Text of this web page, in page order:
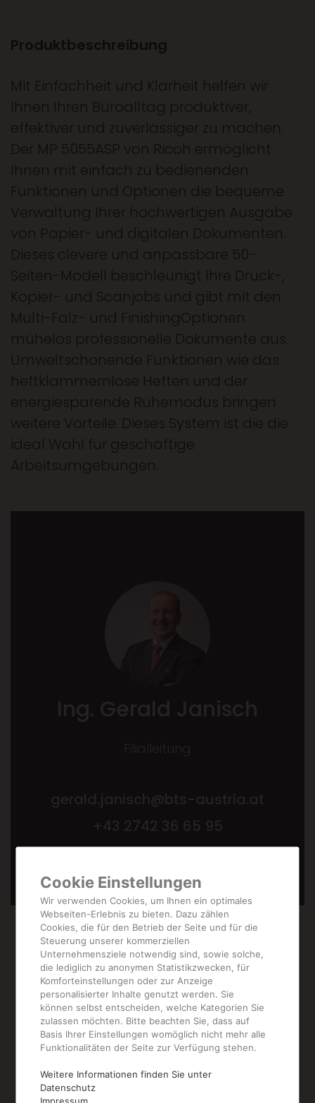
Cookie Einstellungen
Wir verwenden Cookies, um Ihnen ein optimales
Webseiten-Erlebnis zu bieten. Dazu zählen
Cookies, die für den Betrieb der Seite und für die
Steuerung unserer kommerziellen
Unternehmensziele notwendig sind, sowie solche,
die lediglich zu anonymen Statistikzwecken, für
Komforteinstellungen oder zur Anzeige
personalisierter Inhalte genutzt werden. Sie
können selbst entscheiden, welche Kategorien Sie
zulassen möchten. Bitte beachten Sie, dass auf
Basis Ihrer Einstellungen womöglich nicht mehr alle
Funktionalitäten der Seite zur Verfügung stehen.
Weitere Informationen finden Sie unter
Datenschutz
Produktbeschreibung
Mit Einfachheit und Klarheit helfen wir
Ihnen Ihren Büroalltag produktiver,
effektiver und zuverlässiger zu machen.
Der MP 5055ASP von Ricoh ermöglicht
Ihnen mit einfach zu bedienenden
Funktionen und Optionen die bequeme
Verwaltung Ihrer hochwertigen Ausgabe
von Papier- und digitalen Dokumenten.
Dieses clevere und anpassbare 50-
Seiten-Modell beschleunigt Ihre Druck-,
Kopier- und Scanjobs und gibt mit den
Multi-Falz- und FinishingOptionen
mühelos professionelle Dokumente aus.
Umweltschonende Funktionen wie das
heftklammernlose Heften und der
energiesparende Ruhemodus bringen
weitere Vorteile. Dieses System ist die die
ideal Wahl für geschäftige
Arbeitsumgebungen.
Weitere